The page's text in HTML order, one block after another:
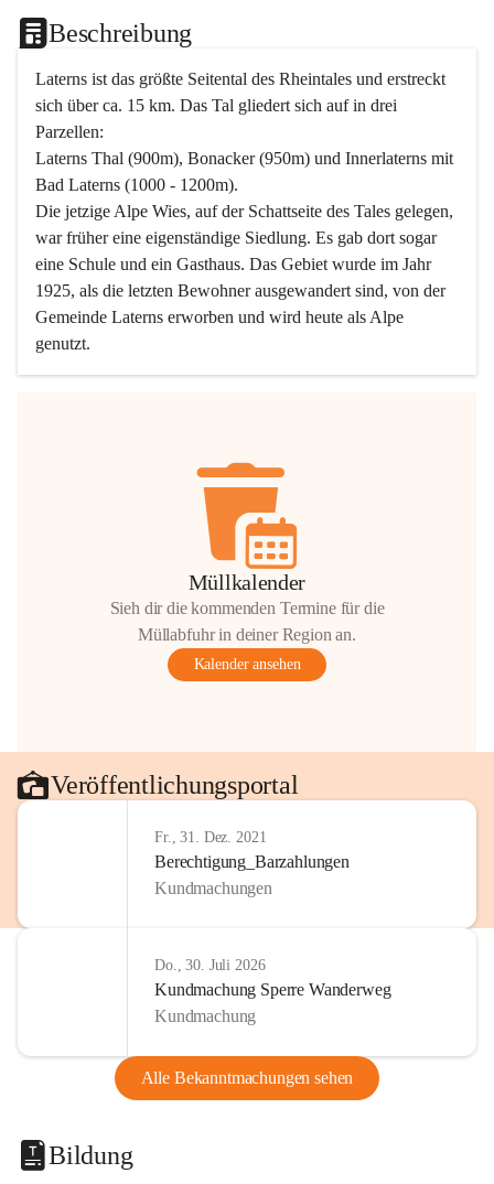
Beschreibung
Laterns ist das größte Seitental des Rheintales und erstreckt
sich über ca. 15 km. Das Tal gliedert sich auf in drei
Parzellen:
Laterns Thal (900m), Bonacker (950m) und Innerlaterns mit
Bad Laterns (1000 - 1200m).
Die jetzige Alpe Wies, auf der Schattseite des Tales gelegen,
war früher eine eigenständige Siedlung. Es gab dort sogar
eine Schule und ein Gasthaus. Das Gebiet wurde im Jahr
1925, als die letzten Bewohner ausgewandert sind, von der
Gemeinde Laterns erworben und wird heute als Alpe
genutzt.
Müllkalender
Sieh dir die kommenden Termine für die
Müllabfuhr in deiner Region an.
Kalender ansehen
Veröffentlichungsportal
Fr., 31. Dez. 2021
Berechtigung_Barzahlungen
Kundmachungen
Do., 30. Juli 2026
Kundmachung Sperre Wanderweg
Kundmachung
Alle Bekanntmachungen sehen
Bildung